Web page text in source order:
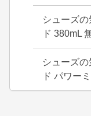
シューズ
ド 380mL
シューズ
ド パワー